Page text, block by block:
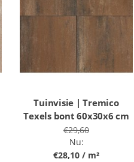
Tuinvisie | Tremico
Texels bont 60x30x6 cm
€29,60
Nu:
€28,10 / m²